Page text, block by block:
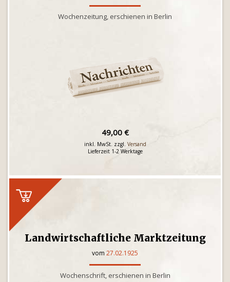
Wochenzeitung, erschienen in Berlin
49,00 €
inkl. MwSt. zzgl. Versand
Lieferzeit 1-2 Werktage
Landwirtschaftliche Marktzeitung
vom 27.02.1925
Wochenschrift, erschienen in Berlin